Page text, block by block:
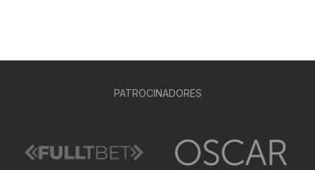
PATROCINADORES